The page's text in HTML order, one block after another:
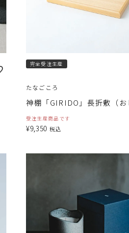
完全受注生産
たなごころ
神棚「GIRIDO」長折敷（お
受注生産商品です
¥9,350 税込